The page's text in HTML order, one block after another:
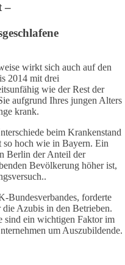
–
wirkt sich auch auf den
2014 mit drei
wie der Rest der
aufgrund Ihres jungen Alters
krank.
beim Krankenstand
hoch wie in Bayern. Ein
Berlin der Anteil der
Bevölkerung höher ist,
Bundesverbandes, forderte
Azubis in den Betrieben.
sind ein wichtigen Faktor im
um Auszubildende.